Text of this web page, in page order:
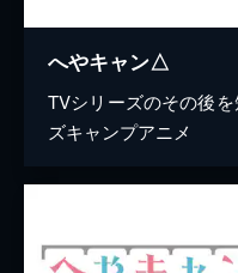
へやキャン△
TVシリーズのその後
ズキャンプアニメ